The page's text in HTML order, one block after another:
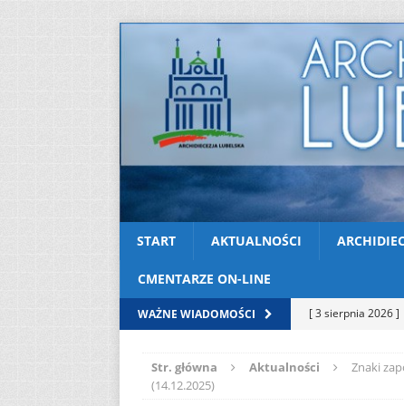
START AKTUALNOŚCI
CMENTARZE ON-LINE
WAŻNE WIADOMOŚCI [ 3 sierpnia 2026 ]
[ 2 sierpnia 2026 ]
Str. główna Aktualności
Znaki
(14.12.2025)